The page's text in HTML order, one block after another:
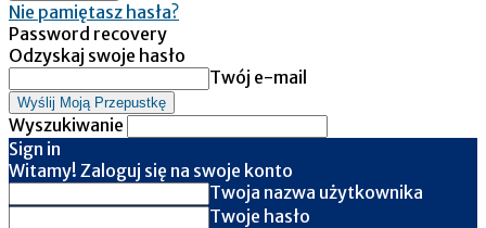
Nie pamiętasz hasła?
Password recovery
Odzyskaj swoje hasło
Twój e-mail
Wyszukiwanie
Sign in
Witamy! Zaloguj się na swoje konto
Twoja nazwa użytkownika
Twoje hasło